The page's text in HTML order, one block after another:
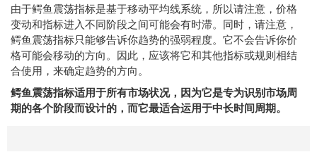
由于鳄鱼震荡指标是基于移动平均线系统，所以请注意，价格
变动和指标进入不同阶段之间可能会有时滞。同时，请注意，
鳄鱼震荡指标只能够告诉你趋势的强弱程度。它不会告诉你价
格可能会移动的方向。因此，应该将它和其他指标或规则相结
合使用，来确定趋势的方向。
鳄鱼震荡指标适用于所有市场状况，因为它是专为识别市场周
期的各个阶段而设计的，而它最适合运用于中长时间周期。